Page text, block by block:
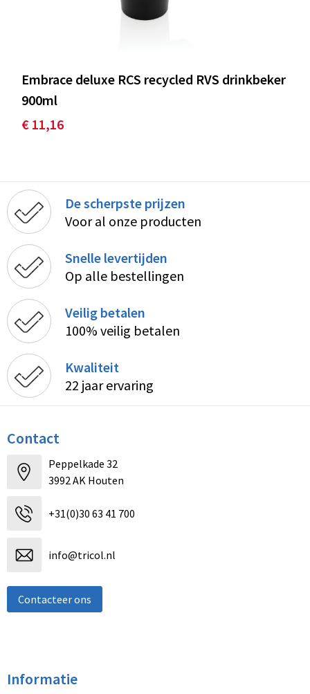
Embrace deluxe RCS recycled RVS drinkbeker
900ml
€ 11,16
De scherpste prijzen
Voor al onze producten
Snelle levertijden
Op alle bestellingen
Veilig betalen
100% veilig betalen
Kwaliteit
22 jaar ervaring
Contact
Peppelkade 32
3992 AK Houten
+31(0)30 63 41 700
info@tricol.nl
Contacteer ons
Informatie